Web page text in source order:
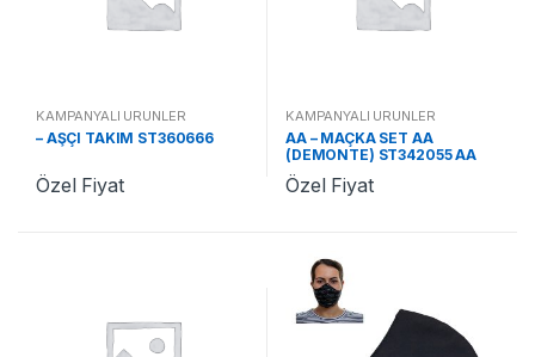
KAMPANYALI ÜRÜNLER
– AŞÇI TAKIM ST360666
Özel Fiyat
KAMPANYALI ÜRÜNLER
AA – MAÇKA SET AA
(DEMONTE) ST342055 AA
Özel Fiyat